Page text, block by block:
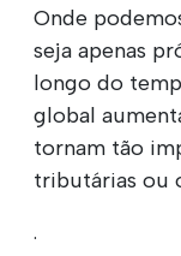
Onde
seja apenas
longo do
global
tornam tão
tributárias ou
.